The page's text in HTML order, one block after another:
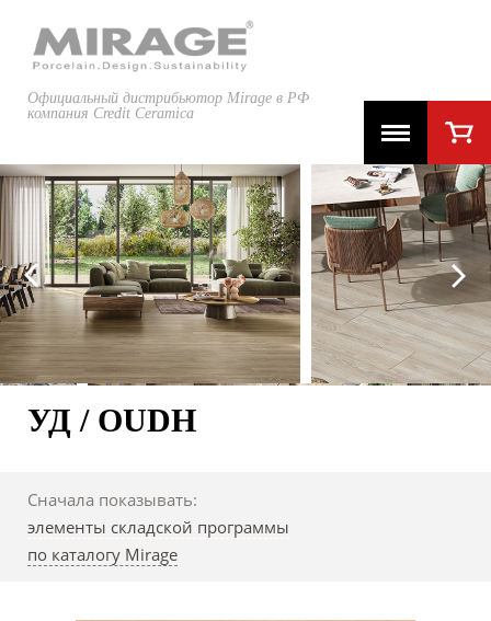
Официальный дистрибьютор Mirage в РФ
компания Credit Ceramica
УД / OUDH
Сначала показывать:
элементы складской программы
по каталогу Mirage